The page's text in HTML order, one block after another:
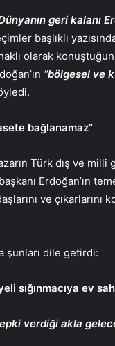
geri kalanı
başlıklı
olarak
“bölgesel ve
bağlanamaz”
Türk dış ve milli
Erdoğan’ın
ve çıkarlarını
şunları dile getirdi:
sığınmacıya ev
verdiği akla